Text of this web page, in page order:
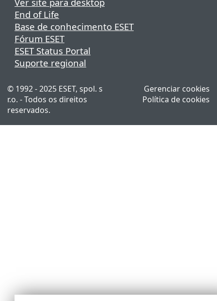
End of Life
Base de conhecimento ESET
Fórum ESET
ESET Status Portal
Suporte regional
© 1992 - 2025 ESET, spol. s
r.o. - Todos os direitos
reservados.
Gerenciar cookies
Política de cookies